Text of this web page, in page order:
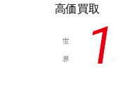
高価買取
世
界 1,